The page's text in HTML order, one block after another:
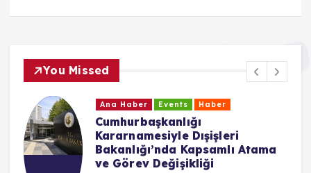
You Missed
Ana Haber Events Haber
Cumhurbaşkanlığı
Kararnamesiyle Dışişleri
Bakanlığı’nda Kapsamlı Atama
ve Görev Değişikliği